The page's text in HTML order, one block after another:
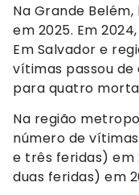
Na Grande
em 2025. Em
Em Salvador e
vítimas passou de
para quatro
Na região
número de
e três feridas) em
duas feridas) em